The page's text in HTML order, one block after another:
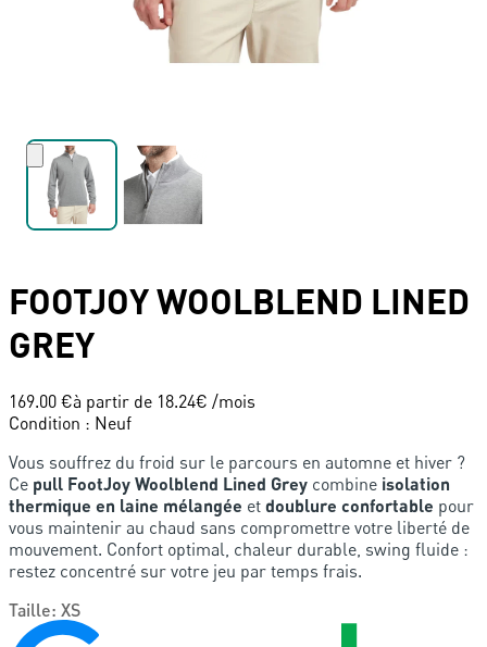
FOOTJOYWOOLBLEND LINED
GREY
169.00 €à partir de 18.24€ /mois
Condition : Neuf
Vous souffrez du froid sur le parcours en automne et hiver ?
Ce pull FootJoy Woolblend Lined Grey combine isolation
thermique en laine mélangée et doublure confortable pour
vous maintenir au chaud sans compromettre votre liberté de
mouvement. Confort optimal, chaleur durable, swing fluide :
restez concentré sur votre jeu par temps frais.
Taille: XS